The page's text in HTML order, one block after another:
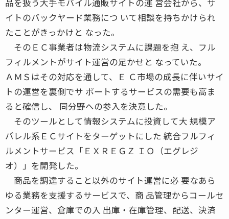
イトのバックヤード業務につ いて相談を持ちかけられ
たことがきっかけと なった。
そのＥＣ事業者は物流システムに課題を抱 え、フル
フィルメントがサイト運営の足かせと なっていた。
ＡＭＳはその対応を通して、Ｅ Ｃ市場の成長に伴いサイ
トの運営を裏側でサ ポートするサービスの需要も高ま
ると確信し、 同分野への参入を決意した。
そのツールとして情報システムに投資して大 規模ア
パレル系ＥＣサイトをターゲットにした 統合フルフィ
ルメントサービス「ＥＸＲＥＧＺ ＩＯ（エグレジ
オ）」を開発した。
商品を調達すること以外のサイト運営に必 要なあら
ゆる業務を支援するサービスで、商 品管理からコールセ
ンター運営、倉庫での入 出庫・在庫管理、配送、決済